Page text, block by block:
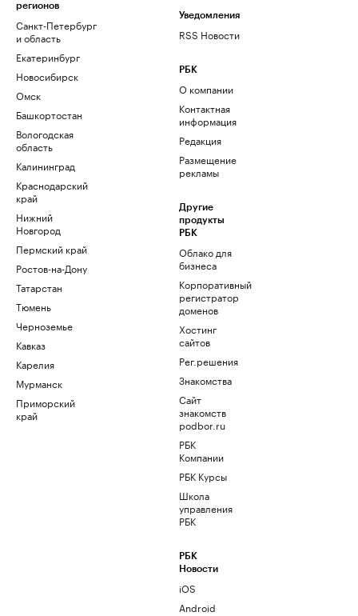
регионов
Санкт-Петербург
и область
Екатеринбург
Новосибирск
Омск
Башкортостан
Вологодская
область
Калининград
Краснодарский
край
Нижний
Новгород
Пермский край
Ростов-на-Дону
Татарстан
Тюмень
Черноземье
Кавказ
Карелия
Мурманск
Приморский
край
Уведомления
RSS Новости
РБК
О компании
Контактная
информация
Редакция
Размещение
рекламы
Другие
продукты
РБК
Облако для
бизнеса
Корпоративный
регистратор
доменов
Хостинг
сайтов
Рег.решения
Знакомства
Сайт
знакомств
podbor.ru
РБК
Компании
РБК Курсы
Школа
управления
РБК
РБК
Новости
iOS
Android